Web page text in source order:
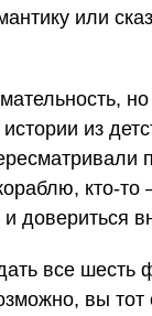
или
из
кто-
все шесть
вы тот